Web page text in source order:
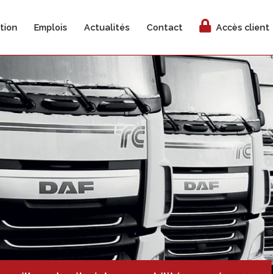
Emplois Actualités Contact Accès client